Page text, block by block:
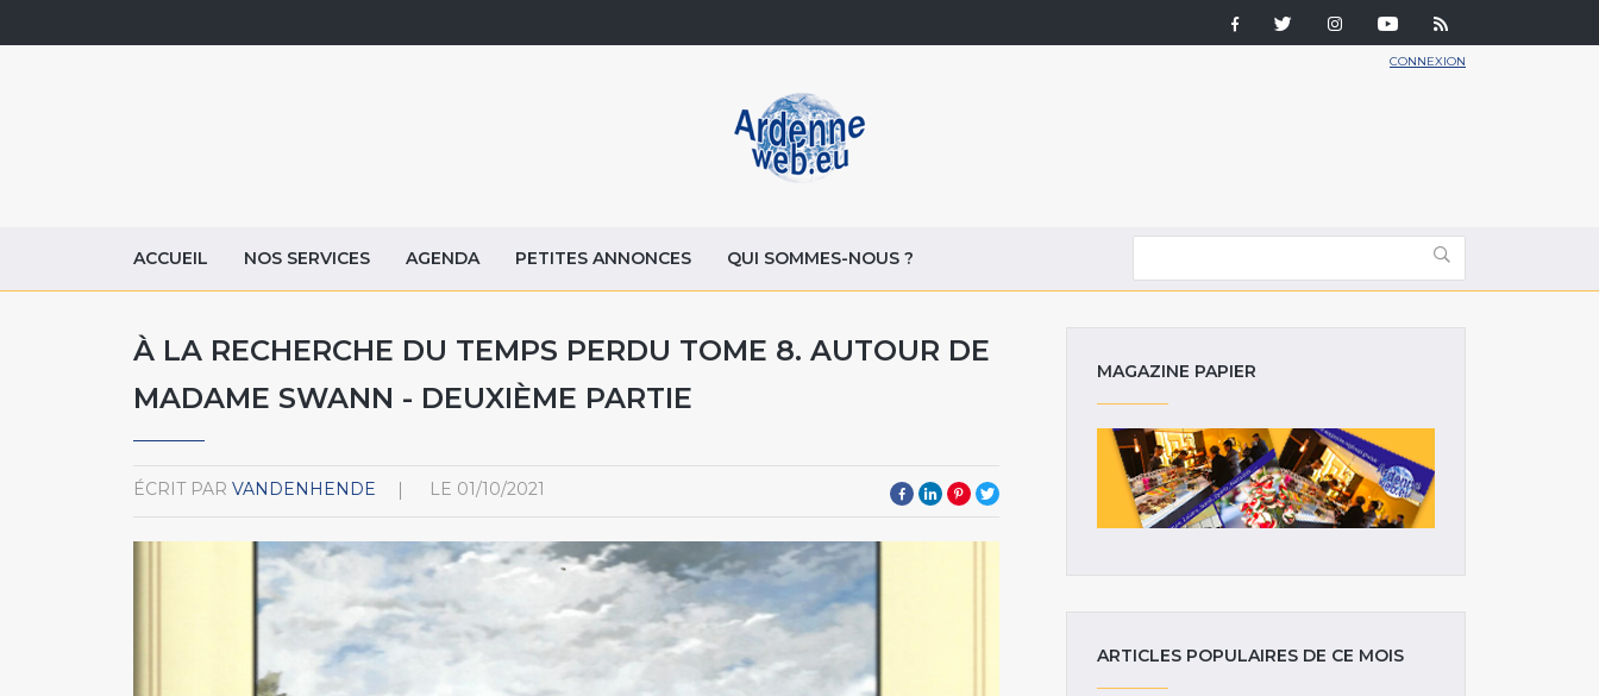
CONNEXION
ACCUEIL NOS SERVICES AGENDA PETITES ANNONCES QUI SOMMES-NOUS ?
À LA RECHERCHE DU TEMPS PERDU TOME 8. AUTOUR DE
MADAME SWANN - DEUXIÈME PARTIE
ÉCRIT PAR VANDENHENDE LE 01/10/2021
MAGAZINE PAPIER
ARTICLES POPULAIRES DE CE MOIS